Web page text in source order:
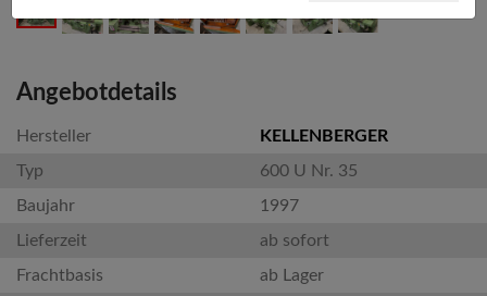
Angebotdetails
Hersteller
KELLENBERGER
Typ
600 U Nr. 35
Baujahr
1997
Lieferzeit
ab sofort
Frachtbasis
ab Lager